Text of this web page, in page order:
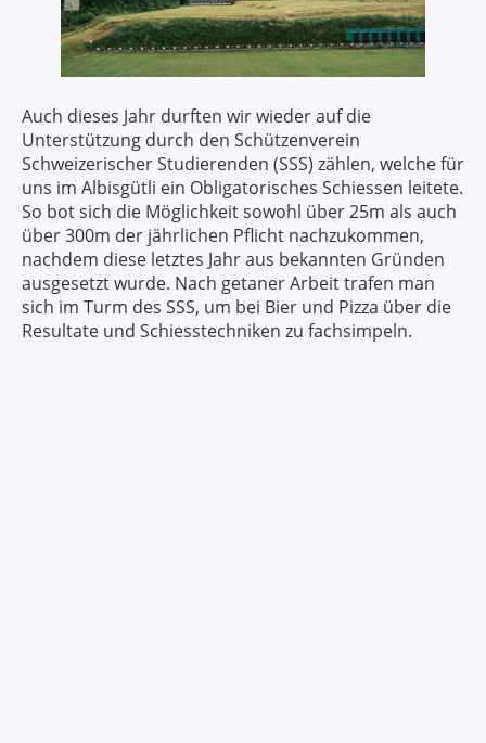
Auch dieses Jahr durften wir wieder auf die
Unterstützung durch den Schützenverein
Schweizerischer Studierenden (SSS) zählen, welche für
uns im Albisgütli ein Obligatorisches Schiessen leitete.
So bot sich die Möglichkeit sowohl über 25m als auch
über 300m der jährlichen Pflicht nachzukommen,
nachdem diese letztes Jahr aus bekannten Gründen
ausgesetzt wurde. Nach getaner Arbeit trafen man
sich im Turm des SSS, um bei Bier und Pizza über die
Resultate und Schiesstechniken zu fachsimpeln.